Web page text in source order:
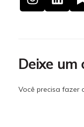
Deixe um
Você precisa fazer